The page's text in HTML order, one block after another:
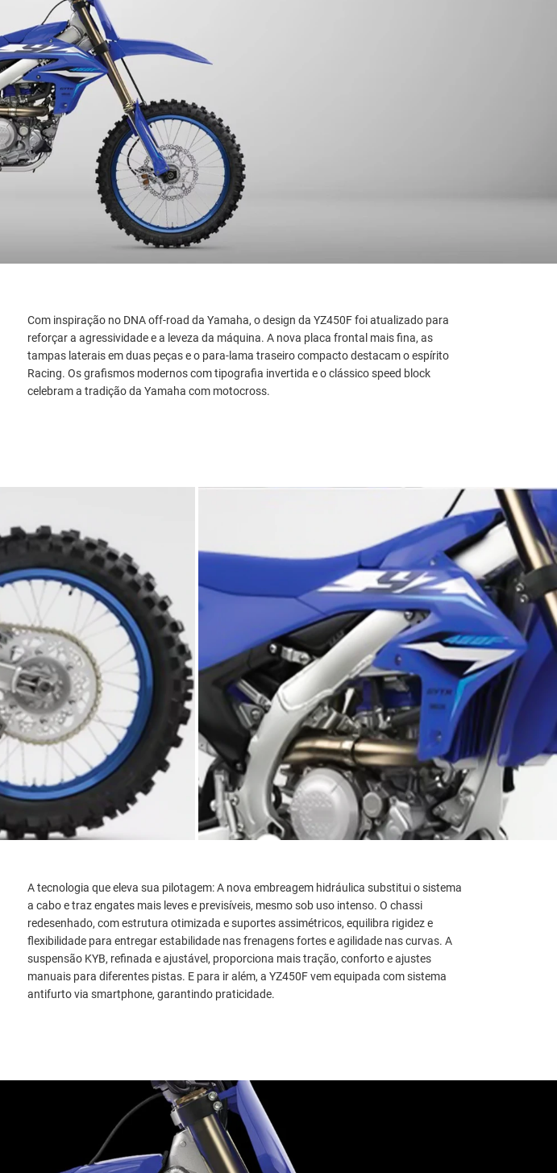
Com inspiração no DNA off-road da Yamaha, o design da YZ450F foi atualizado para
reforçar a agressividade e a leveza da máquina. A nova placa frontal mais fina, as
tampas laterais em duas peças e o para-lama traseiro compacto destacam o espírito
Racing. Os grafismos modernos com tipografia invertida e o clássico speed block
celebram a tradição da Yamaha com motocross.
A tecnologia que eleva sua pilotagem: A nova embreagem hidráulica substitui o sistema
a cabo e traz engates mais leves e previsíveis, mesmo sob uso intenso. O chassi
redesenhado, com estrutura otimizada e suportes assimétricos, equilibra rigidez e
flexibilidade para entregar estabilidade nas frenagens fortes e agilidade nas curvas. A
suspensão KYB, refinada e ajustável, proporciona mais tração, conforto e ajustes
manuais para diferentes pistas. E para ir além, a YZ450F vem equipada com sistema
antifurto via smartphone, garantindo praticidade.